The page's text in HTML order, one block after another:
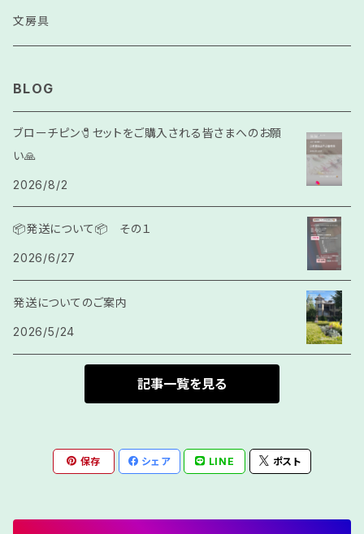
コンソサ
天然石
カラッチ
リピート用
文房具
BLOG
ブローチピン🧷セットをご購入される皆さまへのお願
い🙏
2026/8/2
📦発送について📦 その１
2026/6/27
発送についてのご案内
2026/5/24
記事一覧を見る
保存 シェア LINE ポスト